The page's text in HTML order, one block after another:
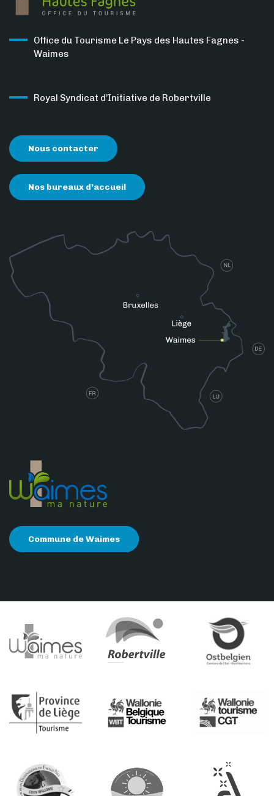
Office du Tourisme Le Pays des Hautes Fagnes -
Waimes
Royal Syndicat d’Initiative de Robertville
Nous contacter
Nos bureaux d’accueil
Commune de Waimes